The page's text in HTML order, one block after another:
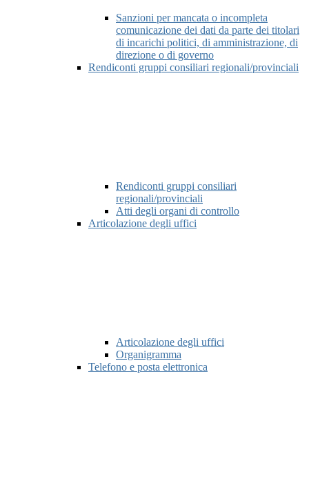
Sanzioni per mancata o incompleta
comunicazione dei dati da parte dei titolari
di incarichi politici, di amministrazione, di
direzione o di governo
Rendiconti gruppi consiliari regionali/provinciali
Rendiconti gruppi consiliari
regionali/provinciali
Atti degli organi di controllo
Articolazione degli uffici
Articolazione degli uffici
Organigramma
Telefono e posta elettronica